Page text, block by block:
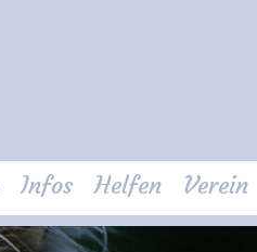
Infos Helfen Verein